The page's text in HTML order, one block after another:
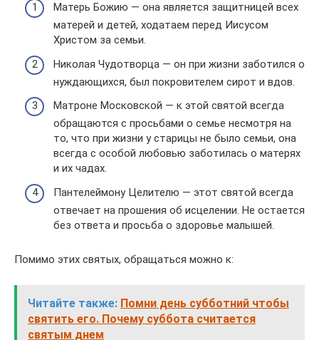
Матерь Божию — она является защитницей всех
матерей и детей, ходатаем перед Иисусом
Христом за семьи.
Николая Чудотворца — он при жизни заботился о
нуждающихся, был покровителем сирот и вдов.
Матроне Московской — к этой святой всегда
обращаются с просьбами о семье несмотря на
то, что при жизни у старицы не было семьи, она
всегда с особой любовью заботилась о матерях
и их чадах.
Пантелеймону Целителю — этот святой всегда
отвечает на прошения об исцелении. Не остается
без ответа и просьба о здоровье малышей.
Помимо этих святых, обращаться можно к:
Читайте также: Помни день субботний чтобы
святить его. Почему суббота считается
святым днем